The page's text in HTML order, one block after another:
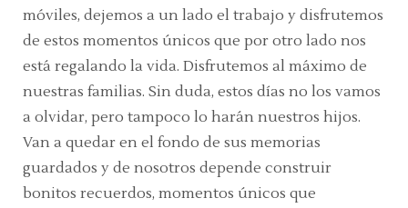
móviles, dejemos a un lado el trabajo y disfrutemos
de estos momentos únicos que por otro lado nos
está regalando la vida. Disfrutemos al máximo de
nuestras familias. Sin duda, estos días no los vamos
a olvidar, pero tampoco lo harán nuestros hijos.
Van a quedar en el fondo de sus memorias
guardados y de nosotros depende construir
bonitos recuerdos, momentos únicos que